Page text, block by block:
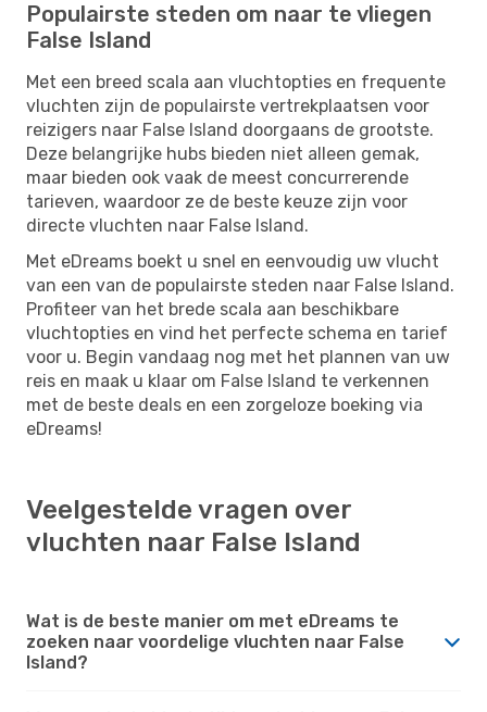
Populairste steden om naar te vliegen
False Island
Met een breed scala aan vluchtopties en frequente
vluchten zijn de populairste vertrekplaatsen voor
reizigers naar False Island doorgaans de grootste.
Deze belangrijke hubs bieden niet alleen gemak,
maar bieden ook vaak de meest concurrerende
tarieven, waardoor ze de beste keuze zijn voor
directe vluchten naar False Island.
Met eDreams boekt u snel en eenvoudig uw vlucht
van een van de populairste steden naar False Island.
Profiteer van het brede scala aan beschikbare
vluchtopties en vind het perfecte schema en tarief
voor u. Begin vandaag nog met het plannen van uw
reis en maak u klaar om False Island te verkennen
met de beste deals en een zorgeloze boeking via
eDreams!
Veelgestelde vragen over
vluchten naar False Island
Wat is de beste manier om met eDreams te
zoeken naar voordelige vluchten naar False
Island?